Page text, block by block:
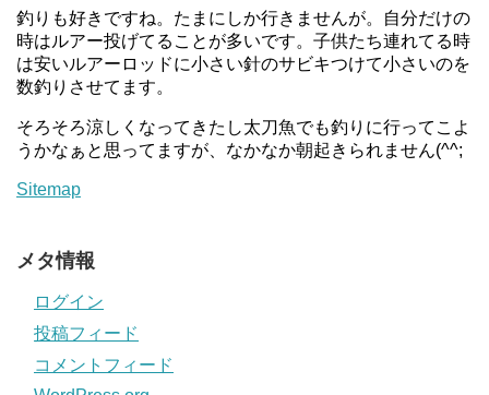
釣りも好きですね。たまにしか行きませんが。自分だけの
時はルアー投げてることが多いです。子供たち連れてる時
は安いルアーロッドに小さい針のサビキつけて小さいのを
数釣りさせてます。
そろそろ涼しくなってきたし太刀魚でも釣りに行ってこよ
うかなぁと思ってますが、なかなか朝起きられません(^^;
Sitemap
メタ情報
ログイン
投稿フィード
コメントフィード